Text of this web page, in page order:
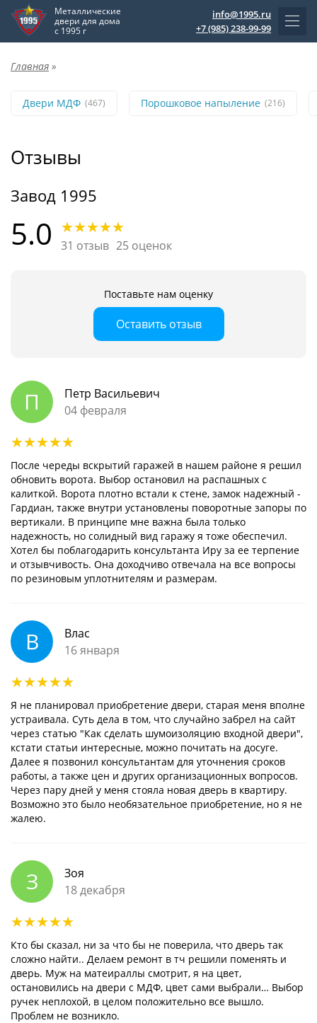
Металлические
двери для дома
с 1995 г
info@1995.ru
+7 (985) 238-99-99
Главная »
Двери МДФ (467) Порошковое напыление (216)
Отзывы
Завод 1995
5.0 31 отзыв 25 оценок
Поставьте нам оценку
Оставить отзыв
П
Петр Васильевич
04 февраля
После череды вскрытий гаражей в нашем районе я решил
обновить ворота. Выбор остановил на распашных с
калиткой. Ворота плотно встали к стене, замок надежный -
Гардиан, также внутри установлены поворотные запоры по
вертикали. В принципе мне важна была только
надежность, но солидный вид гаражу я тоже обеспечил.
Хотел бы поблагодарить консультанта Иру за ее терпение
и отзывчивость. Она доходчиво отвечала на все вопросы
по резиновым уплотнителям и размерам.
В
Влас
16 января
Я не планировал приобретение двери, старая меня вполне
устраивала. Суть дела в том, что случайно забрел на сайт
через статью "Как сделать шумоизоляцию входной двери",
кстати статьи интересные, можно почитать на досуге.
Далее я позвонил консультантам для уточнения сроков
работы, а также цен и других организационных вопросов.
Через пару дней у меня стояла новая дверь в квартиру.
Возможно это было необязательное приобретение, но я не
жалею.
З
Зоя
18 декабря
Кто бы сказал, ни за что бы не поверила, что дверь так
сложно найти.. Делаем ремонт в тч решили поменять и
дверь. Муж на матеираллы смотрит, я на цвет,
остановились на двери с МДФ, цвет сами выбрали… Выбор
ручек неплохой, в целом положительно все вышло.
Проблем не возникло.